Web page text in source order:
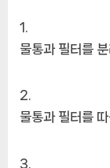
물통과 필터를 분
물통과 필터를